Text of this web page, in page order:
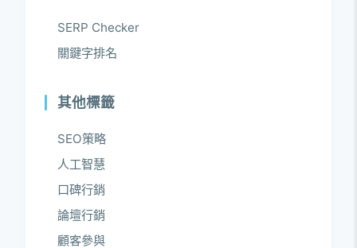
SERP Checker
關鍵字排名
其他標籤
SEO策略
人工智慧
口碑行銷
論壇行銷
顧客參與